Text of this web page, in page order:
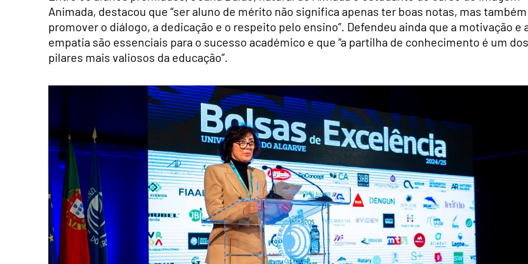
Animada, destacou que “ser aluno de mérito não significa apenas ter boas notas, mas também
promover o diálogo, a dedicação e o respeito pelo ensino”. Defendeu ainda que a motivação e
empatia são essenciais para o sucesso académico e que “a partilha de conhecimento é um dos
pilares mais valiosos da educação”.